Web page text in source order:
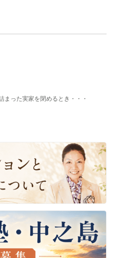
まった実家を閉めるとき・・・